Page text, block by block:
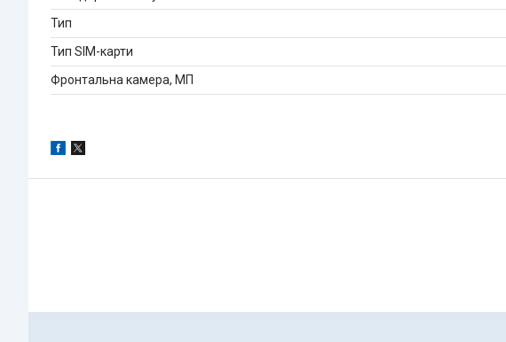
Тип
Тип SIM-карти
Фронтальна камера, МП